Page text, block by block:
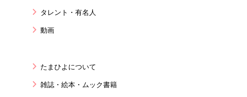
タレント・有名人
動画
たまひよについて
雑誌・絵本・ムック書籍